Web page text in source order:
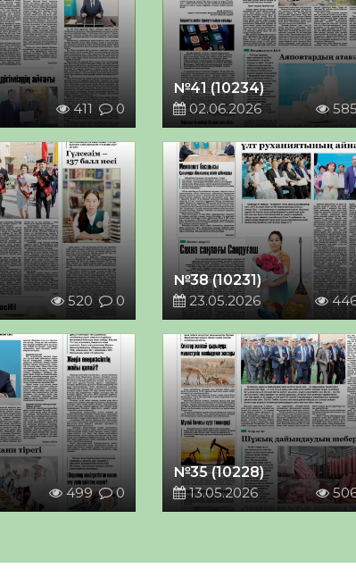
411 0
№41 (10234)
02.06.2026
585
520 0
№38 (10231)
23.05.2026
499 0
№35 (10228)
13.05.2026